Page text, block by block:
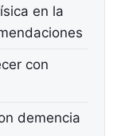
en la
con
demencia